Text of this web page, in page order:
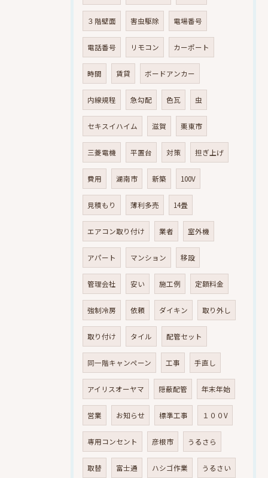
３階壁面 害虫駆除 電場番号
電話番号 リモコン カーポート
時間 賃貸 ボードアンカー
内線規程 急勾配 色瓦 虫
セキスイハイム 滋賀 栗東市
三菱電機 平置台 対策 担ぎ上げ
費用 湖南市 新築 100V
見積もり 薄利多売 14畳
エアコン取り付け 業者 室外機
アパート マンション 移設
管理会社 安い 施工例 定額料金
強制冷房 依頼 ダイキン 取り外し
取り付け タイル 配管セット
同一階キャンペーン 工事 手直し
アイリスオーヤマ 隠蔽配管 年末年始
営業 お知らせ 標準工事 １００V
専用コンセント 彦根市 うるさら
取替 富士通 ハシゴ作業 うるさい